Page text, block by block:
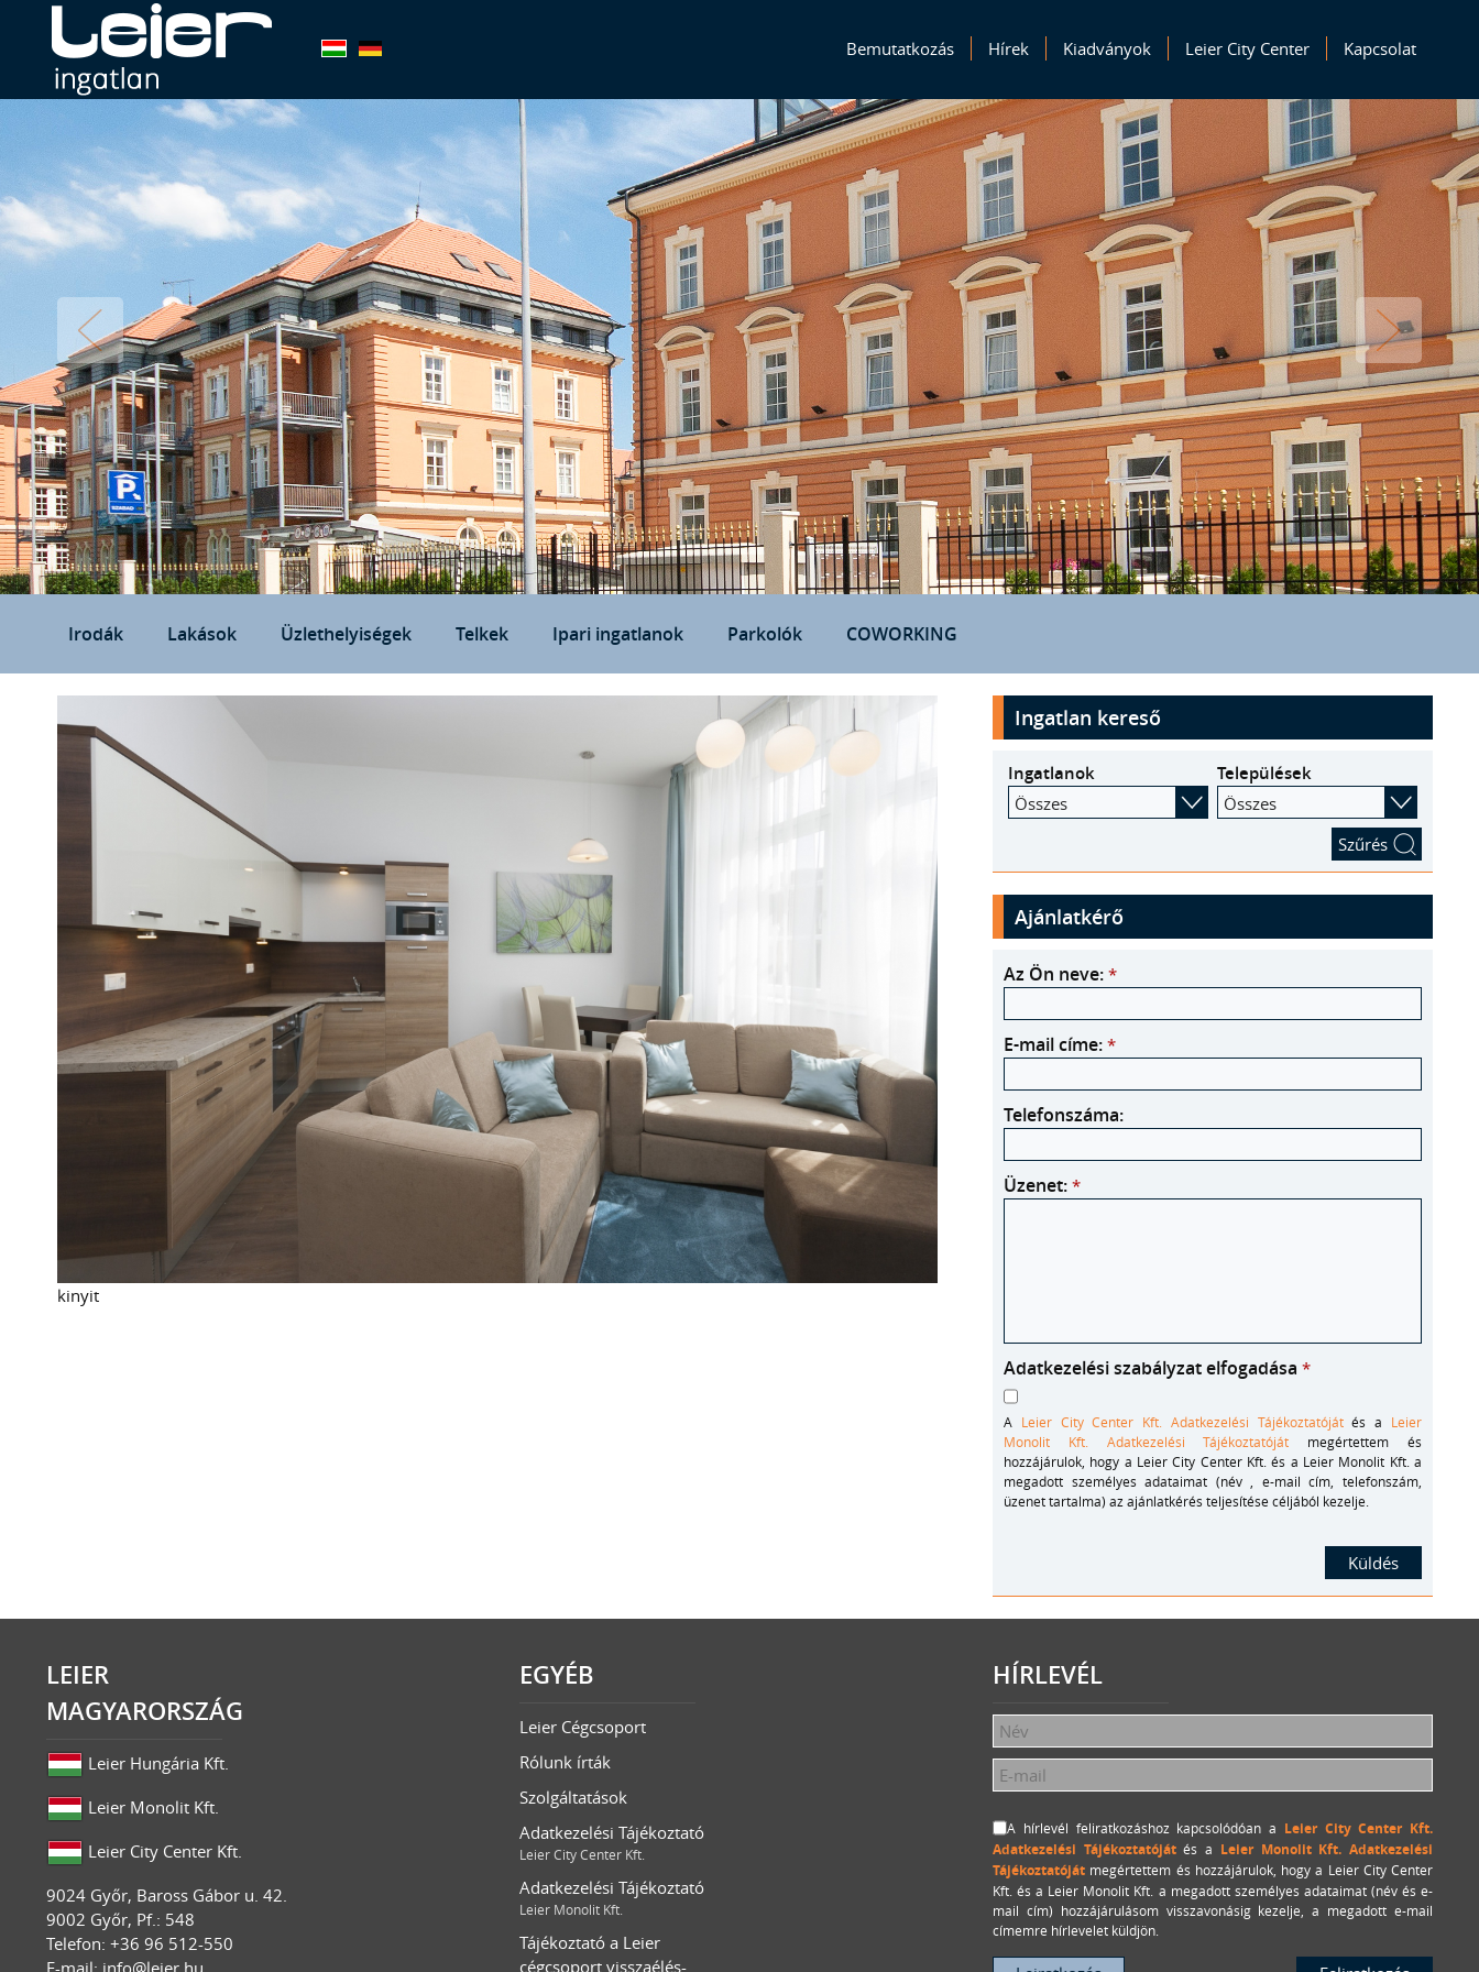
Bemutatkozás Hírek Kiadványok Leier City Center Kapcsolat
Irodák Lakások Üzlethelyiségek Telkek Ipari ingatlanok Parkolók COWORKING
kinyit
Ingatlan kereső
Ingatlanok
Összes
Települések
Összes
Ajánlatkérő
Az Ön neve: *
E-mail címe: *
Telefonszáma:
Üzenet: *
Adatkezelési szabályzat elfogadása *
A Leier City Center Kft. Adatkezelési Tájékoztatójátés a Leier
Monolit Kft. Adatkezelési Tájékoztatóját megértettem és
hozzájárulok, hogy a Leier City Center Kft. és a Leier Monolit Kft. a
megadott személyes adataimat (név , e-mail cím, telefonszám,
üzenet tartalma) az ajánlatkérés teljesítése céljából kezelje.
LEIER
MAGYARORSZÁG
Leier Hungária Kft.
Leier Monolit Kft.
Leier City Center Kft.
9024 Győr, Baross Gábor u. 42.
9002 Győr, Pf.: 548
Telefon: +36 96 512-550
E-mail: info@leier.hu
EGYÉB
Leier Cégcsoport
Rólunk írták
Szolgáltatások
Adatkezelési Tájékoztató
Leier City Center Kft.
Adatkezelési Tájékoztató
Leier Monolit Kft.
Tájékoztató a Leier
cégcsoport visszaélés-
HÍRLEVÉL
A hírlevél feliratkozáshoz kapcsolódóan a Leier City Center Kft.
Adatkezelési Tájékoztatójátés a Leier Monolit Kft. Adatkezelési
Tájékoztatóját megértettem és hozzájárulok, hogy a Leier City Center
Kft. és a Leier Monolit Kft. a megadott személyes adataimat (név és e-
mail cím) hozzájárulásom visszavonásig kezelje, a megadott e-mail
címemre hírlevelet küldjön.